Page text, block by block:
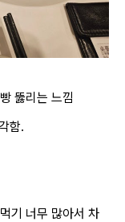
뚫리는 느낌
함.
기 너무 많아서 차